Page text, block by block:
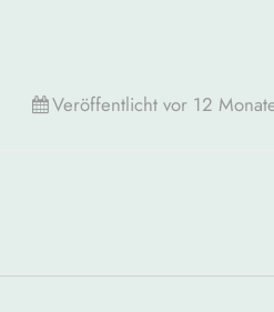
Veröffentlicht vor 12